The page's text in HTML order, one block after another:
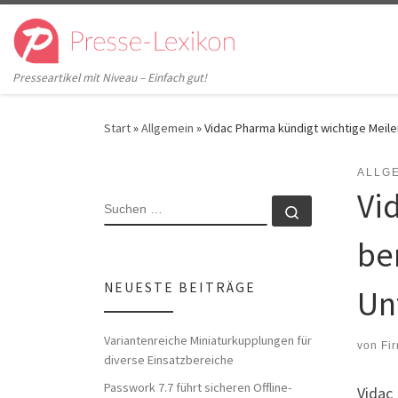
Zum Inhalt springen
Presseartikel mit Niveau – Einfach gut!
Start»Allgemein »Vidac Pharma kündigt wichtige
von
Vidac
SUCHE Suchen …
NEUESTE BEITRÄGE
Variantenreiche Miniaturkupplungen für
diverse Einsatzbereiche
Passwork 7.7 führt sicheren Offline-